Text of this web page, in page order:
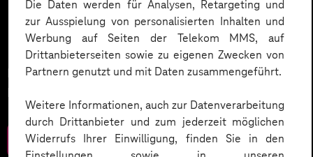
Die Daten werden für Analysen, Retargeting und
zur Ausspielung von personalisierten Inhalten und
Werbung auf Seiten der Telekom MMS, auf
Drittanbieterseiten sowie zu eigenen Zwecken von
Partnern genutzt und mit Daten zusammengeführt.
Weitere Informationen, auch zur Datenverarbeitung
durch Drittanbieter und zum jederzeit möglichen
Widerrufs Ihrer Einwilligung, finden Sie in den
Morgen gestalten.
Neue Chancen für Gesundheitsfürsorge und
Prävention.
Zum Download